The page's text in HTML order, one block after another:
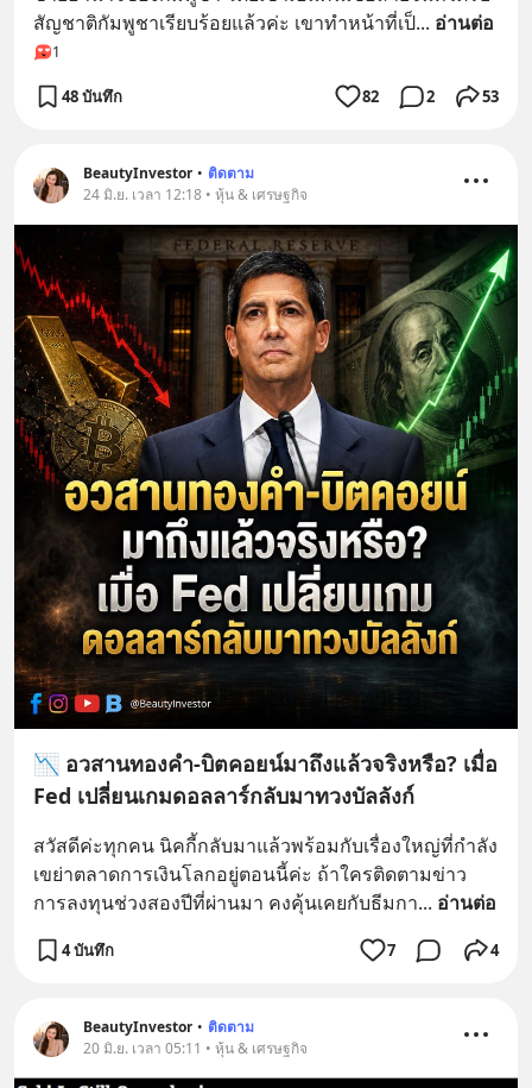
สัญชาติกัมพูชาเรียบร้อยแล้วค่ะ เขาทำหน้าที่เป็... อ่านต่อ
1
48 บันทึก 82 2 53
BeautyInvestor • ติดตาม
24 มิ.ย. เวลา 12:18 • หุ้น & เศรษฐกิจ
📉 อวสานทองคำ-บิตคอยน์มาถึงแล้วจริงหรือ? เมื่อ
Fed เปลี่ยนเกมดอลลาร์กลับมาทวงบัลลังก์
สวัสดีค่ะทุกคน นิคกี้กลับมาแล้วพร้อมกับเรื่องใหญ่ที่กำลัง
เขย่าตลาดการเงินโลกอยู่ตอนนี้ค่ะ ถ้าใครติดตามข่าว
การลงทุนช่วงสองปีที่ผ่านมา คงคุ้นเคยกับธีมกา... อ่านต่อ
4 บันทึก 7 4
BeautyInvestor • ติดตาม
20 มิ.ย. เวลา 05:11 • หุ้น & เศรษฐกิจ